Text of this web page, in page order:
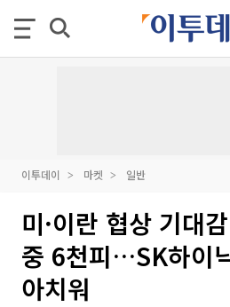
이투데이 마켓 일반
미·이란 협상 기대
중 6천피…SK하이
아치워